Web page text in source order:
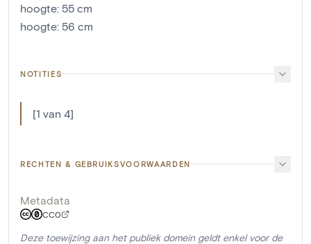
hoogte: 55 cm
hoogte: 56 cm
NOTITIES
[1 van 4]
RECHTEN & GEBRUIKSVOORWAARDEN
Metadata
CC0
Deze toewijzing aan het publiek domein geldt enkel voor de